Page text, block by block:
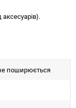
поширюється